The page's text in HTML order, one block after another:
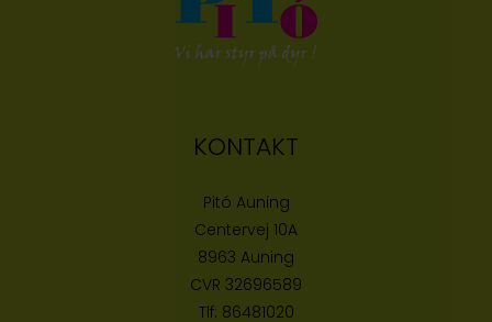
KONTAKT
Pitó Auning
Centervej 10A
8963 Auning
CVR 32696589
Tlf: 86481020